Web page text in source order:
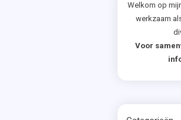
Welkom op
werkzaam
Voor